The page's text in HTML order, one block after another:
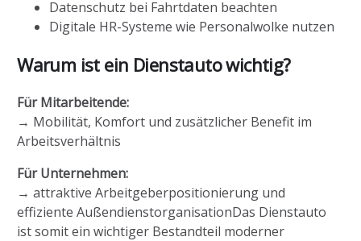
Datenschutz bei Fahrtdaten beachten
Digitale HR-Systeme wie Personalwolke nutzen
Warum ist ein Dienstauto wichtig?
Für Mitarbeitende:
→ Mobilität, Komfort und zusätzlicher Benefit im
Arbeitsverhältnis
Für Unternehmen:
→ attraktive Arbeitgeberpositionierung und
effiziente AußendienstorganisationDas Dienstauto
ist somit ein wichtiger Bestandteil moderner